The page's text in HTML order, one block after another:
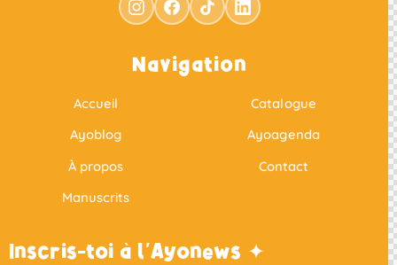
Navigation
Accueil
Catalogue
Ayoblog
Ayoagenda
À propos
Contact
Manuscrits
Inscris-toi à l'Ayonews ✦